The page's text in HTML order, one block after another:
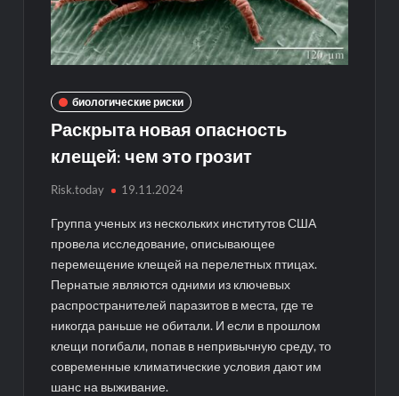
биологические риски
Раскрыта новая опасность
клещей: чем это грозит
Risk.today 19.11.2024
Группа ученых из нескольких институтов США
провела исследование, описывающее
перемещение клещей на перелетных птицах.
Пернатые являются одними из ключевых
распространителей паразитов в места, где те
никогда раньше не обитали. И если в прошлом
клещи погибали, попав в непривычную среду, то
современные климатические условия дают им
шанс на выживание.